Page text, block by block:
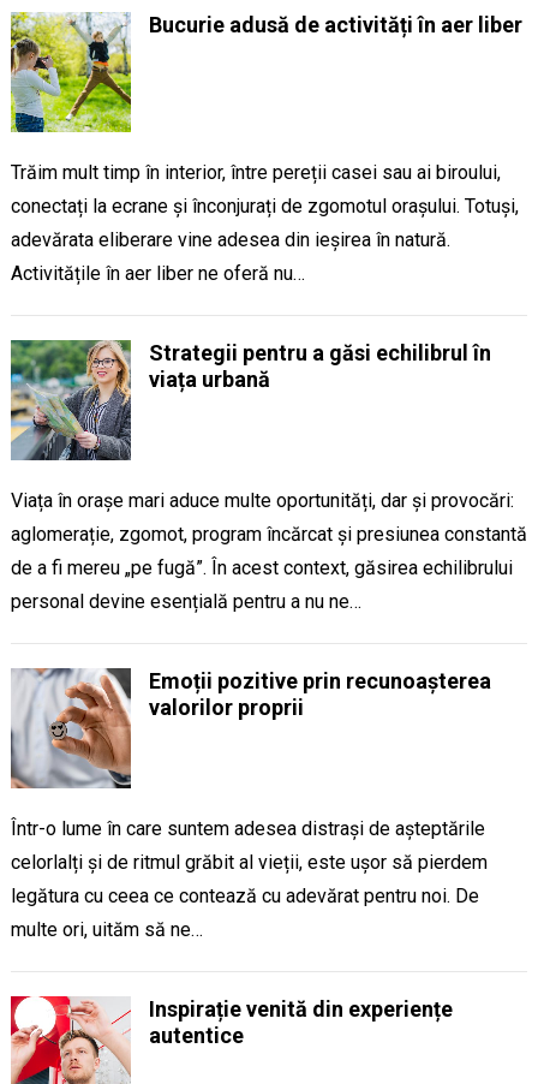
Bucurie adusă de activități în aer liber
Trăim mult timp în interior, între pereții casei sau ai biroului,
conectați la ecrane și înconjurați de zgomotul orașului. Totuși,
adevărata eliberare vine adesea din ieșirea în natură.
Activitățile în aer liber ne oferă nu…
Strategii pentru a găsi echilibrul în
viața urbană
Viața în orașe mari aduce multe oportunități, dar și provocări:
aglomerație, zgomot, program încărcat și presiunea constantă
de a fi mereu „pe fugă”. În acest context, găsirea echilibrului
personal devine esențială pentru a nu ne…
Emoții pozitive prin recunoașterea
valorilor proprii
Într-o lume în care suntem adesea distrași de așteptările
celorlalți și de ritmul grăbit al vieții, este ușor să pierdem
legătura cu ceea ce contează cu adevărat pentru noi. De
multe ori, uităm să ne…
Inspirație venită din experiențe
autentice